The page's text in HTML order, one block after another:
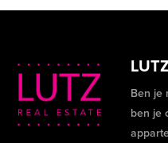
Ben je
ben je